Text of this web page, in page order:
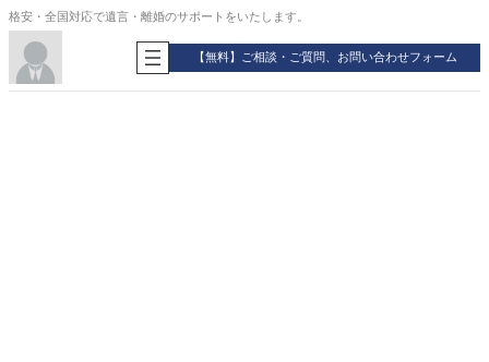
内
ス
格安・全国対応で遺言・離婚のサポートをいたします。
【無料】ご相談・ご質問、お問い合わせフォーム